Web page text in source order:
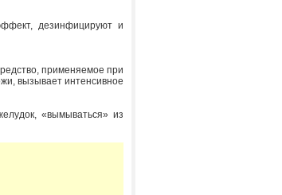
дезинфицируют и
применяемое при
вызывает интенсивное
«вымываться» из